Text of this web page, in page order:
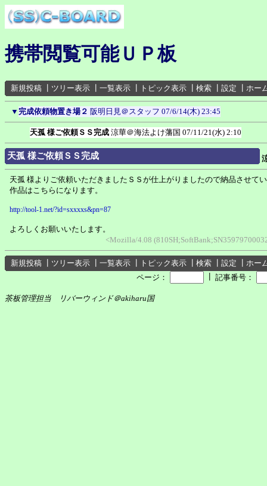
携帯閲覧可能ＵＰ板
新規投稿 ツリー表示 一覧表示 トピック表示 検索 設定 ホー
▼ 完成依頼物置き場２ 阪明日見＠スタッフ 07/6/14(木) 23:45
天孤 様ご依頼ＳＳ完成 涼華＠海法よけ藩国 07/11/21(水) 2:10
天孤 様ご依頼ＳＳ完成
天孤 様よりご依頼いただきましたＳＳが仕上がりましたので納品させて
作品はこちらになります。
http://tool-1.net/?id=sxxxxs&pn=87
よろしくお願いいたします。
<Mozilla/4.08
新規投稿 ツリー表示 一覧表示 トピック表示 検索 設定
ホー
ページ：
記事番号：
茶板管理担当 リバーウィンド＠akiharu国